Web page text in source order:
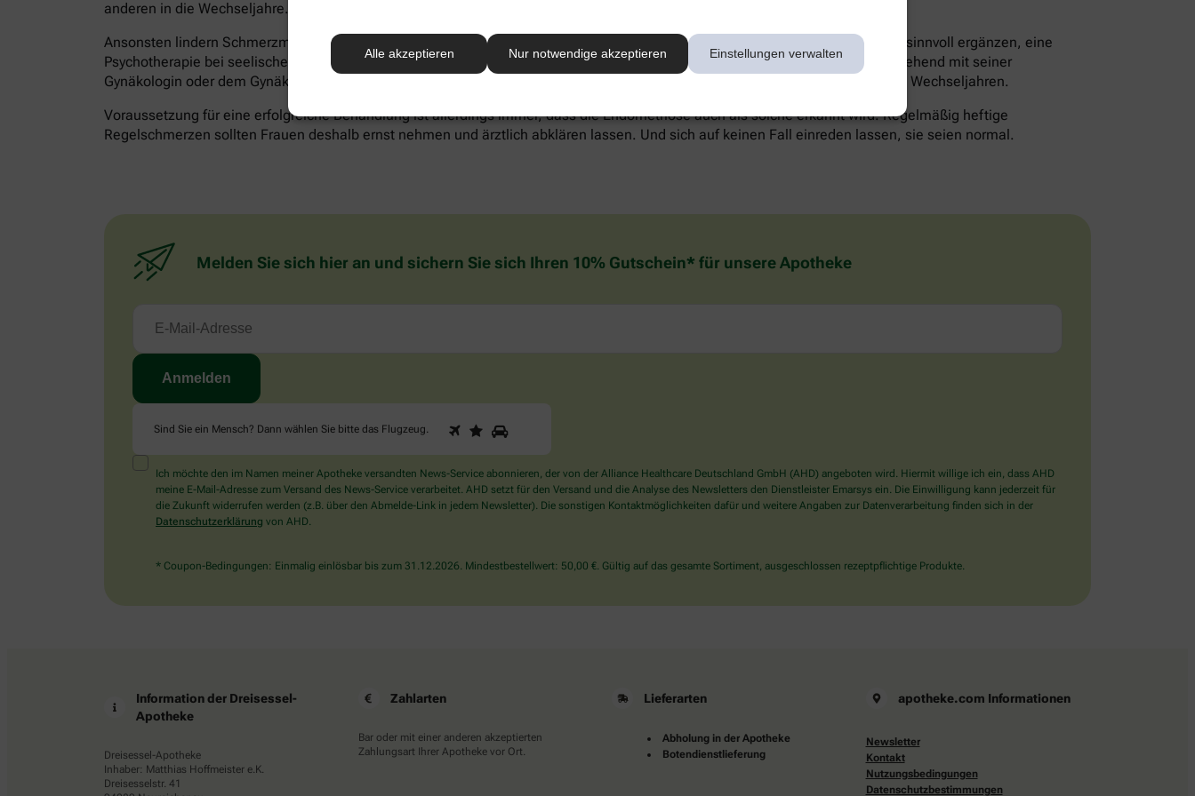
Alle akzeptieren Nur notwendige akzeptieren Einstellungen verwalten
anderen in die Wechseljahre.
Ansonsten lindern Schmerzmittel akute Beschwerden, alternative Methoden wie Entspannungstechniken können die Therapie sinnvoll ergänzen, eine
Psychotherapie bei seelischen Belastungen hilfreich sein. Welche Behandlung die individuell richtige ist, sollte man daher eingehend mit seiner
Gynäkologin oder dem Gynäkologen besprechen. Wichtig zu wissen: In den meisten Fällen verschwinden die Probleme mit den Wechseljahren.
Voraussetzung für eine erfolgreiche Behandlung ist allerdings immer, dass die Endometriose auch als solche erkannt wird. Regelmäßig heftige
Regelschmerzen sollten Frauen deshalb ernst nehmen und ärztlich abklären lassen. Und sich auf keinen Fall einreden lassen, sie seien normal.
Melden Sie sich hier an und sichern Sie sich Ihren 10% Gutschein* für unsere Apotheke
Sind Sie ein Mensch? Dann wählen Sie bitte das Flugzeug
Sind
Sie
Mensch?
Dann
wählen
Flugzeug.
1 2
Ich möchte den im Namen meiner Apotheke versandten News-Service abonnieren, der von der Alliance Healthcare Deutschland GmbH (AHD) angeboten wird. Hiermit willige ich ein, dass AHD
meine E-Mail-Adresse zum Versand des News-Service verarbeitet. AHD setzt für den Versand und die Analyse des Newsletters den Dienstleister Emarsys ein. Die Einwilligung kann jederzeit für
die Zukunft widerrufen werden (z.B. über den Abmelde-Link in jedem Newsletter). Die sonstigen Kontaktmöglichkeiten dafür und weitere Angaben zur Datenverarbeitung finden sich in der
Datenschutzerklärung von AHD.
* Coupon-Bedingungen: Einmalig einlösbar bis zum 31.12.2026. Mindestbestellwert: 50,00 €. Gültig auf das gesamte Sortiment, ausgeschlossen rezeptpflichtige Produkte.
Information der Dreisessel-
Apotheke
Dreisessel-Apotheke
Inhaber: Matthias Hoffmeister e.K.
Dreisesselstr. 41
Zahlarten
Bar oder mit einer anderen akzeptierten
Zahlungsart Ihrer Apotheke vor Ort.
Lieferarten
Abholung in der Apotheke
Botendienstlieferung
apotheke.com Informationen
Newsletter
Kontakt
Nutzungsbedingungen
Datenschutzbestimmungen